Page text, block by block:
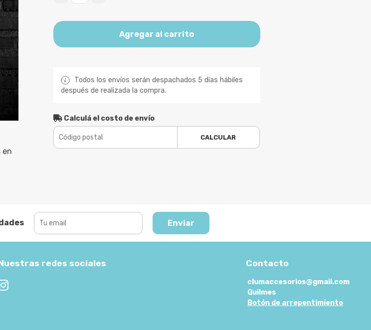
en
Agregar al carrito
Todos los envíos serán despachados 5 días hábiles
después de realizada la compra.
Calculá el costo de envío
CALCULAR
Enviar
redes sociales Contacto
clumaccesorios@gmail.com
Quilmes
Botón de arrepentimiento